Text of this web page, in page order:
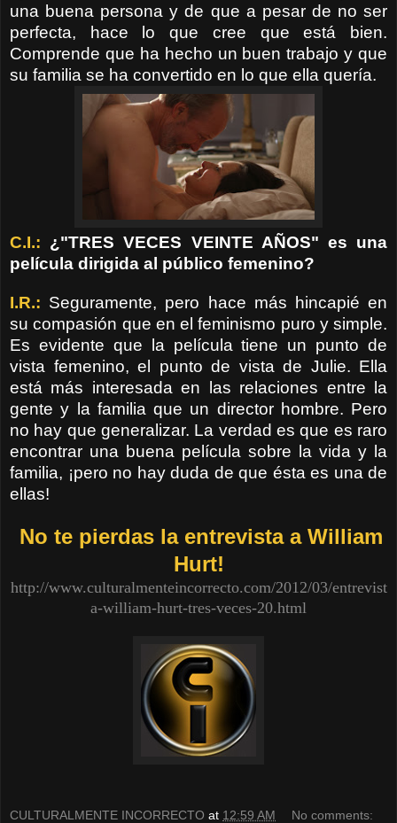
una buena persona y de que a pesar de no ser
perfecta, hace lo que cree que está bien.
Comprende que ha hecho un buen trabajo y que
su familia se ha convertido en lo que ella quería.
C.I.: ¿"TRES VECES VEINTE AÑOS" es una
película dirigida al público femenino?
I.R.: Seguramente, pero hace más hincapié en
su compasión que en el feminismo puro y simple.
Es evidente que la película tiene un punto de
vista femenino, el punto de vista de Julie. Ella
está más interesada en las relaciones entre la
gente y la familia que un director hombre. Pero
no hay que generalizar. La verdad es que es raro
encontrar una buena película sobre la vida y la
familia, ¡pero no hay duda de que ésta es una de
ellas!
No te pierdas la entrevista a William
Hurt!
http://www.culturalmenteincorrecto.com/2012/03/entrevist
a-william-hurt-tres-veces-20.html
CULTURALMENTE INCORRECTO at 12:59 AM No comments: